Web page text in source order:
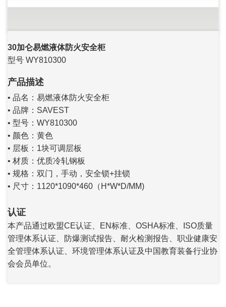
30加仑易燃液体防火安全柜
型号 WY810300
产品描述
• 品名：易燃液体防火安全柜
• 品牌：SAVEST
• 型号：WY810300
• 颜色：黄色
• 层板：1块可调层板
• 材质：优质冷轧钢板
• 规格：双门，手动，安全锁+挂锁
• 尺寸：1120*1090*460（H*W*D/MM)
认证
本产品通过欧盟CE认证、EN标准、OSHA标准、ISO质量
管理体系认证、防爆测试报告、耐火检测报告、职业健康安
全管理体系认证、环境管理体系认证及中国教育装备行业协
会会员单位。